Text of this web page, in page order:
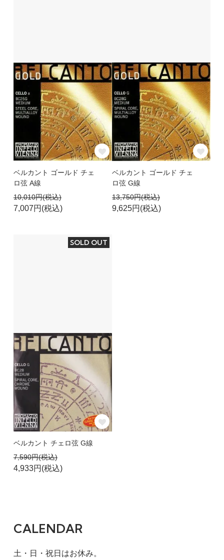
ベルカント ゴールド チェ
ロ弦 A線
10,010円(税込)
7,007円(税込)
ベルカント ゴールド チェ
ロ弦 G線
13,750円(税込)
9,625円(税込)
SOLD OUT
ベルカント チェロ弦 G線
7,590円(税込)
4,933円(税込)
CALENDAR
土・日・祝日はお休み。